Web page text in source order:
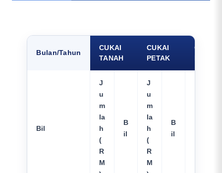
Bulan/Tahun
CUKAI
TANAH
CUKAI
PETAK
CARIAN
Bil
J
u
m
la
h
(
R
M
B
il
J
u
m
la
h
(
R
M
B
il